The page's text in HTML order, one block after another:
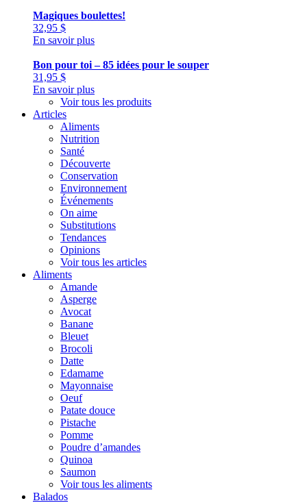
Magiques boulettes!
32,95 $
En savoir plus
Bon pour toi – 85 idées pour le souper
31,95 $
En savoir plus
Voir tous les produits
Articles
Aliments
Nutrition
Santé
Découverte
Conservation
Environnement
Événements
On aime
Substitutions
Tendances
Opinions
Voir tous les articles
Aliments
Amande
Asperge
Avocat
Banane
Bleuet
Brocoli
Datte
Edamame
Mayonnaise
Oeuf
Patate douce
Pistache
Pomme
Poudre d’amandes
Quinoa
Saumon
Voir tous les aliments
Balados